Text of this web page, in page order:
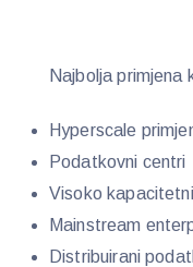
Najbolja primjena
Hyperscale
Podatkovni centri
Visoko
Mainstream
Distribuirani